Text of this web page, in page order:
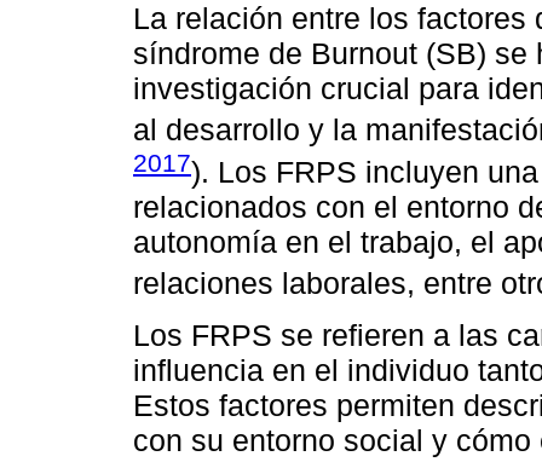
La relación entre los
síndrome de Burnout (SB)
investigación crucial para
al desarrollo y la
2017). Los FRPS incluyen
relacionados con el entorno
autonomía en el trabajo, el
relaciones laborales, entre
Los FRPS se refieren a las
influencia en el individuo
Estos factores permiten
con su entorno social y